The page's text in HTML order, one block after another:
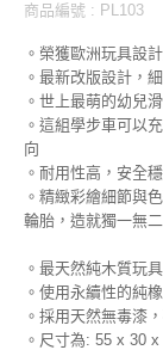
商品編號 : PL103
。榮獲歐洲玩具設
。最新改版設計，
。世上最萌的幼兒
。這組學步車可以
向
。耐用性高，安全
。精緻彩繪細節與
輪胎，造就獨一無
。最天然純木質玩
。使用永續性的純
。採用天然無毒漆
。尺寸為: 55 x 30